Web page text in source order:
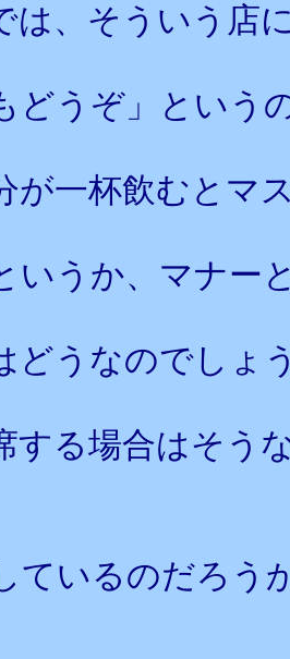
は、そういう店
どうぞ」とい
が一杯飲むとマ
いうか、マナー
どうなのでしょ
する場合はそう
ているのだろう